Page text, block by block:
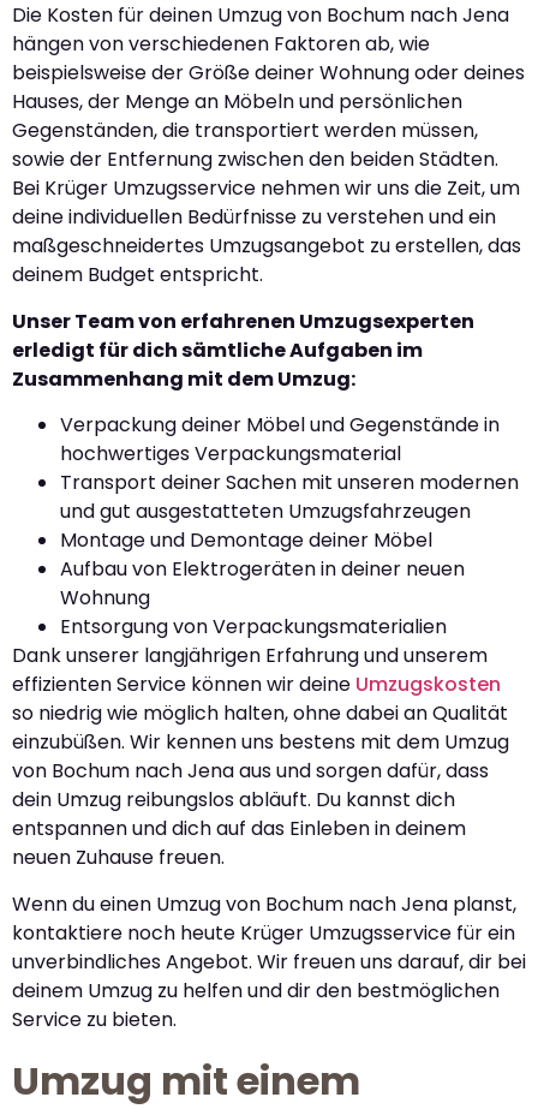
Die Kosten für deinen Umzug von Bochum nach Jena
hängen von verschiedenen Faktoren ab, wie
beispielsweise der Größe deiner Wohnung oder deines
Hauses, der Menge an Möbeln und persönlichen
Gegenständen, die transportiert werden müssen,
sowie der Entfernung zwischen den beiden Städten.
Bei Krüger Umzugsservice nehmen wir uns die Zeit, um
deine individuellen Bedürfnisse zu verstehen und ein
maßgeschneidertes Umzugsangebot zu erstellen, das
deinem Budget entspricht.
Unser Team von erfahrenen Umzugsexperten
erledigt für dich sämtliche Aufgaben im
Zusammenhang mit dem Umzug:
Verpackung deiner Möbel und Gegenstände in
hochwertiges Verpackungsmaterial
Transport deiner Sachen mit unseren modernen
und gut ausgestatteten Umzugsfahrzeugen
Montage und Demontage deiner Möbel
Aufbau von Elektrogeräten in deiner neuen
Wohnung
Entsorgung von Verpackungsmaterialien
Dank unserer langjährigen Erfahrung und unserem
effizienten Service können wir deine Umzugskosten
so niedrig wie möglich halten, ohne dabei an Qualität
einzubüßen. Wir kennen uns bestens mit dem Umzug
von Bochum nach Jena aus und sorgen dafür, dass
dein Umzug reibungslos abläuft. Du kannst dich
entspannen und dich auf das Einleben in deinem
neuen Zuhause freuen.
Wenn du einen Umzug von Bochum nach Jena planst,
kontaktiere noch heute Krüger Umzugsservice für ein
unverbindliches Angebot. Wir freuen uns darauf, dir bei
deinem Umzug zu helfen und dir den bestmöglichen
Service zu bieten.
Umzug mit einem